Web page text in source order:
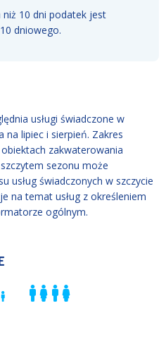
niż 10 dni podatek jest
dniowego.
usługi świadczone w
na lipiec i sierpień. Zakres
zakwaterowania
sezonu może
usług świadczonych w szczycie
na temat usług z określeniem
ogólnym.